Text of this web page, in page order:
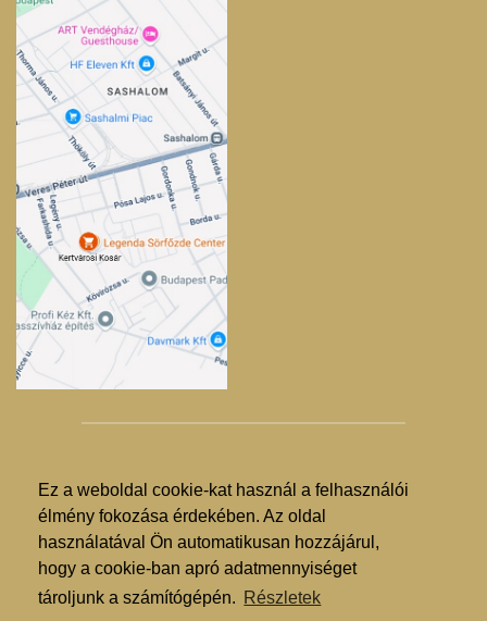
Ez a weboldal cookie-kat használ a felhasználói
élmény fokozása érdekében. Az oldal
használatával Ön automatikusan hozzájárul,
hogy a cookie-ban apró adatmennyiséget
tároljunk a számítógépén. Részletek
© Kertvárosi Kosár 2025. - 2026.
Árgarancia
ÁSZF